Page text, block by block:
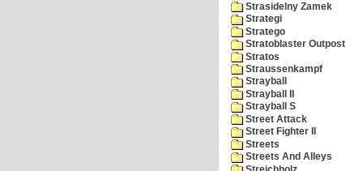
Strasidelny Zamek
Strategi
Stratego
Stratoblaster Outpost
Stratos
Straussenkampf
Strayball
Strayball II
Strayball S
Street Attack
Street Fighter II
Streets
Streets And Alleys
Streichholz